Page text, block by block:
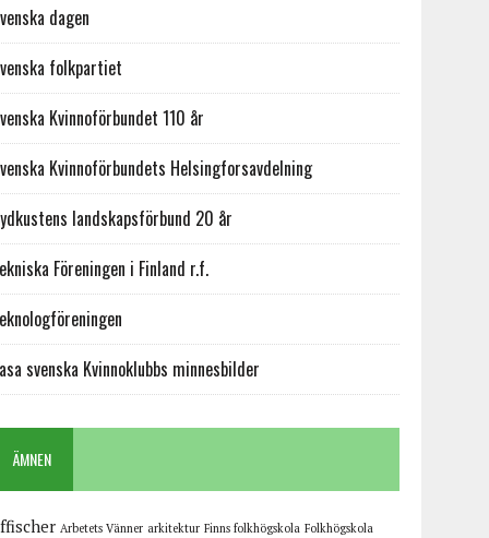
dagen
folkpartiet
Kvinnoförbundet 110 år
Kvinnoförbundets Helsingforsavdelning
landskapsförbund 20 år
Föreningen i Finland r.f.
svenska Kvinnoklubbs minnesbilder
ÄMNEN
Arbetets Vänner arkitektur Finns folkhögskola Folkhögskola